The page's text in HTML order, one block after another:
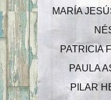
MARÍA
PATRICIA
PAULA
PILAR